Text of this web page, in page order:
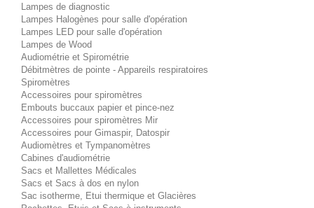
Lampes de diagnostic
Lampes Halogènes pour salle d'opération
Lampes LED pour salle d'opération
Lampes de Wood
Audiométrie et Spirométrie
Débitmètres de pointe - Appareils respiratoires
Spiromètres
Accessoires pour spiromètres
Embouts buccaux papier et pince-nez
Accessoires pour spiromètres Mir
Accessoires pour Gimaspir, Datospir
Audiomètres et Tympanomètres
Cabines d'audiométrie
Sacs et Mallettes Médicales
Sacs et Sacs à dos en nylon
Sac isotherme, Etui thermique et Glacières